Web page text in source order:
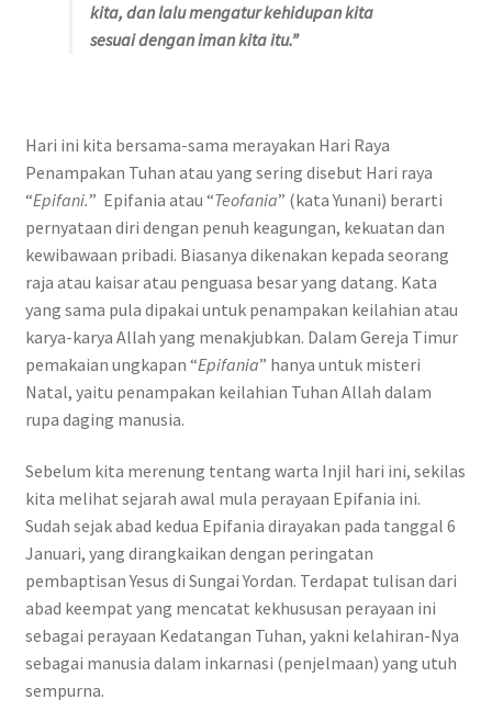
kita, dan lalu mengatur kehidupan kita
sesuai dengan iman kita itu.”
Hari ini kita bersama-sama merayakan Hari Raya
Penampakan Tuhan atau yang sering disebut Hari raya
“Epifani.” Epifania atau “Teofania” (kata Yunani) berarti
pernyataan diri dengan penuh keagungan, kekuatan dan
kewibawaan pribadi. Biasanya dikenakan kepada seorang
raja atau kaisar atau penguasa besar yang datang. Kata
yang sama pula dipakai untuk penampakan keilahian atau
karya-karya Allah yang menakjubkan. Dalam Gereja Timur
pemakaian ungkapan “Epifania” hanya untuk misteri
Natal, yaitu penampakan keilahian Tuhan Allah dalam
rupa daging manusia.
Sebelum kita merenung tentang warta Injil hari ini, sekilas
kita melihat sejarah awal mula perayaan Epifania ini.
Sudah sejak abad kedua Epifania dirayakan pada tanggal 6
Januari, yang dirangkaikan dengan peringatan
pembaptisan Yesus di Sungai Yordan. Terdapat tulisan dari
abad keempat yang mencatat kekhususan perayaan ini
sebagai perayaan Kedatangan Tuhan, yakni kelahiran-Nya
sebagai manusia dalam inkarnasi (penjelmaan) yang utuh
sempurna.